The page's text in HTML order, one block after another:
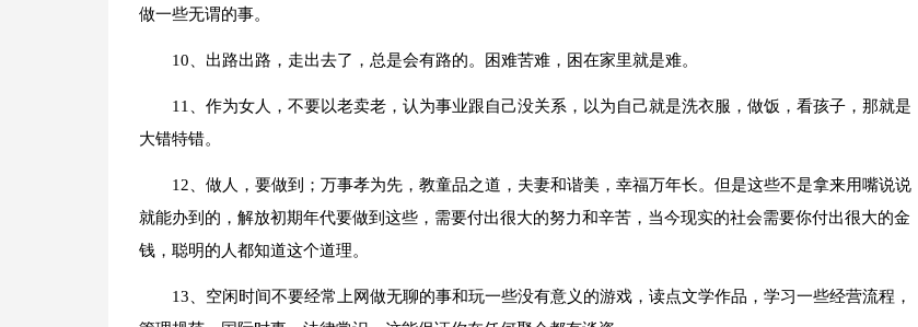
做一些无谓的事。
10、出路出路，走出去了，总是会有路的。困难苦难，困在家里就是难。
11、作为女人，不要以老卖老，认为事业跟自己没关系，以为自己就是洗衣服，做饭，看孩子，那就是
大错特错。
12、做人，要做到；万事孝为先，教童品之道，夫妻和谐美，幸福万年长。但是这些不是拿来用嘴说说
就能办到的，解放初期年代要做到这些，需要付出很大的努力和辛苦，当今现实的社会需要你付出很大的金
钱，聪明的人都知道这个道理。
13、空闲时间不要经常上网做无聊的事和玩一些没有意义的游戏，读点文学作品，学习一些经营流程，